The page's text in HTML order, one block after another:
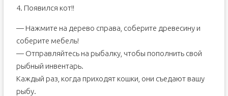
4. Появился кот!!
— Нажмите на дерево справа, соберите древесину и
соберите мебель!
— Отправляйтесь на рыбалку, чтобы пополнить свой
рыбный инвентарь.
Каждый раз, когда приходят кошки, они съедают вашу
рыбу.